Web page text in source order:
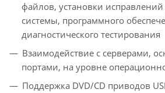
файлов, установки
системы, программного
диагностического тестирования
Взаимодействие с серверами,
портами, на уровне
Поддержка DVD/CD приводов